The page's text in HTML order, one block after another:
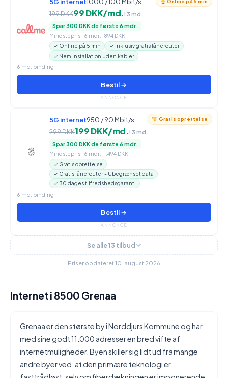
5G internet1000 / 100 Mbit/s
199 DKK99 DKK/md.i 3 md.
Spar 300 DKK de første 6 mdr.
Mindstepris i 6 mdr.: 894 DKK
✓ Online på 5 min
✓ Inklusiv gratis lånerouter
✓ Nem installation uden kabler
6 md. binding
Bestil →
ANNONCE
Gratis oprettelse
5G internet950 / 90 Mbit/s
299 DKK199 DKK/md.i 3 md.
Spar 300 DKK de første 6 mdr.
Mindstepris i 6 mdr.: 1.494 DKK
✓ Gratis oprettelse
✓ Gratis lånerouter - Ubegrænset data
✓ 30 dages tilfredshedsgaranti
6 md. binding
Bestil →
ANNONCE
Se alle 13 tilbud
Priser opdateret 10. august 2026
Internet i 8500 Grenaa
Grenaa er den største by i Norddjurs Kommune og har
med sine godt 11.000 adresser en bred vifte af
internetmuligheder. Byen skiller sig lidt ud fra mange
andre byer ved, at den primære teknologi er